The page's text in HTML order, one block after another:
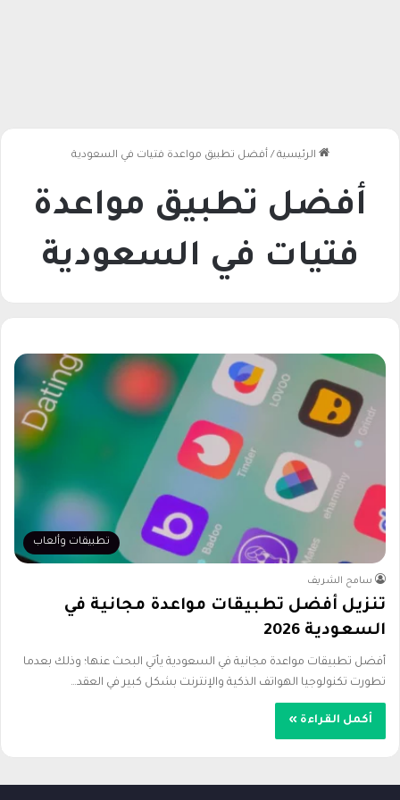
الرئيسية / أفضل تطبيق مواعدة فتيات في السعودية
أفضل تطبيق مواعدة
فتيات في السعودية
تطبيقات وألعاب
سامح الشريف
تنزيل أفضل تطبيقات مواعدة مجانية في
السعودية 2026
أفضل تطبيقات مواعدة مجانية في السعودية يأتي البحث عنها؛ وذلك بعدما
تطورت تكنولوجيا الهواتف الذكية والإنترنت بشكل كبير في العقد…
أكمل القراءة »